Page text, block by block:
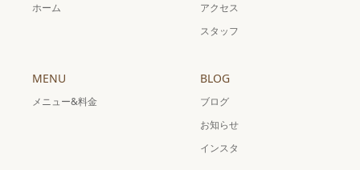
ホーム
アクセス
スタッフ
MENU
メニュー&料金
BLOG
ブログ
お知らせ
インスタ